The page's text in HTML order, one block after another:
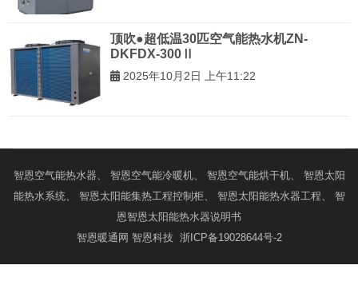
顶吹●超低温30匹空气能热水机ZN-
DKFDX-300Ⅱ
2025年10月2日 上午11:22
智恩 空气能热水器 、 智恩 空气能冷暖机、 智恩 空气能烘干机、 智恩 太阳
能热水系统 、 智恩 太阳能集热工程控制柜、 智恩 太阳能热水器工程 、 智
恩 智恩太阳能热水器说明书
智恩暖通网 智恩科技 浙ICP备19028644号-2